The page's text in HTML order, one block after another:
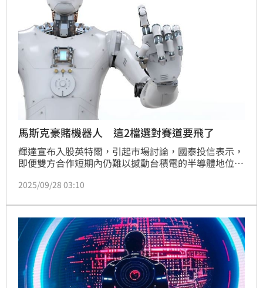
馬斯克豪賭機器人 這2檔選對賽道要飛了
輝達宣布入股英特爾，引起市場討論，國泰投信表示，
即便雙方合作短期內仍難以撼動台積電的半導體地位，
產業正成為資本市場的新寵。根據市場研究機構的預
兆美元，成為繼半導體、電動車之後的第三大科技投資
風口。
2025/09/28 03:10